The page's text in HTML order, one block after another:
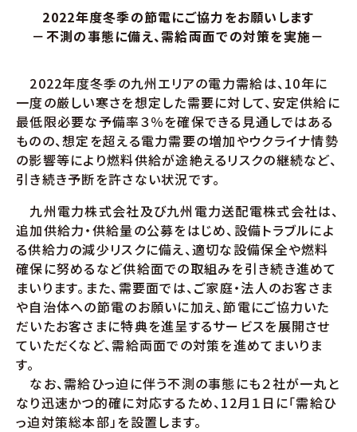
2022年度冬季の節電にご協力をお願いします
－不測の事態に備え、需給両面での対策を実施－
2022年度冬季の九州エリアの電力需給は、10年に
一度の厳しい寒さを想定した需要に対して、安定供給に
最低限必要な予備率３％を確保できる見通しではある
ものの、想定を超える電力需要の増加やウクライナ情勢
の影響等により燃料供給が途絶えるリスクの継続など、
引き続き予断を許さない状況です。
九州電力株式会社及び九州電力送配電株式会社は、
追加供給力・供給量の公募をはじめ、設備トラブルによ
る供給力の減少リスクに備え、適切な設備保全や燃料
確保に努めるなど供給面での取組みを引き続き進めて
まいります。また、需要面では、ご家庭・法人のお客さま
や自治体への節電のお願いに加え、節電にご協力いた
だいたお客さまに特典を進呈するサービスを展開させ
ていただくなど、需給両面での対策を進めてまいりま
す。
なお、需給ひっ迫に伴う不測の事態にも２社が一丸と
なり迅速かつ的確に対応するため、12月１日に「需給ひ
っ迫対策総本部」を設置します。